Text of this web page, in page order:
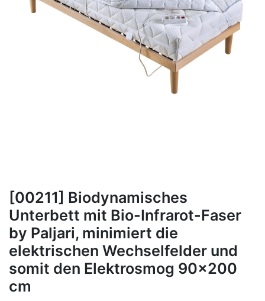
[00211] Biodynamisches
Unterbett mit Bio-Infrarot-Faser
by Paljari, minimiert die
elektrischen Wechselfelder und
somit den Elektrosmog 90x200
cm